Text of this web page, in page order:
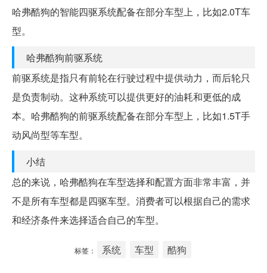
哈弗酷狗的智能四驱系统配备在部分车型上，比如2.0T车
型。
哈弗酷狗前驱系统
前驱系统是指只有前轮在行驶过程中提供动力，而后轮只
是负责制动。这种系统可以提供更好的油耗和更低的成
本。哈弗酷狗的前驱系统配备在部分车型上，比如1.5T手
动风尚型等车型。
小结
总的来说，哈弗酷狗在车型选择和配置方面非常丰富，并
不是所有车型都是四驱车型。消费者可以根据自己的需求
和经济条件来选择适合自己的车型。
标签： 系统 车型 酷狗